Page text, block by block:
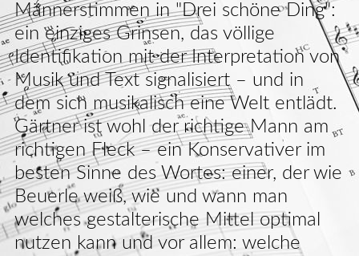
Männerstimmen in "Drei schöne Ding":
ein einziges Grinsen, das völlige
Identifikation mit der Interpretation von
Musik und Text signalisiert – und in
dem sich musikalisch eine Welt entlädt.
Gärtner ist wohl der richtige Mann am
richtigen Fleck – ein Konservativer im
besten Sinne des Wortes: einer, der wie
Beuerle weiß, wie und wann man
welches gestalterische Mittel optimal
nutzen kann und vor allem: welche